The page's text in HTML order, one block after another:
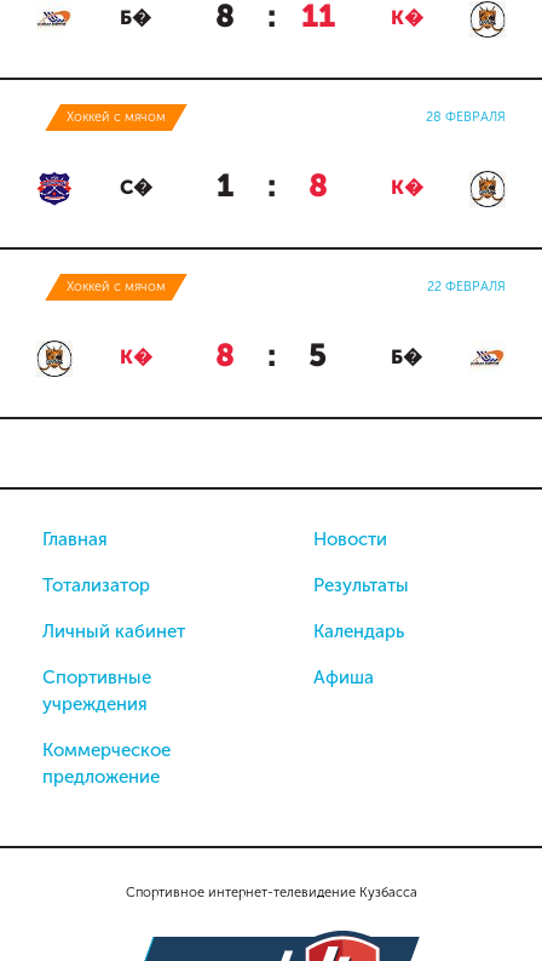
Б� 8 : 11 К�
Хоккей с мячом 28 ФЕВРАЛЯ
С� 1 : 8 К�
Хоккей с мячом 22 ФЕВРАЛЯ
К� 8 : 5 Б�
Спортивное интернет-телевидение Кузбасса
Главная
Тотализатор
Личный кабинет
Спортивные
учреждения
Коммерческое
предложение
Новости
Результаты
Календарь
Афиша